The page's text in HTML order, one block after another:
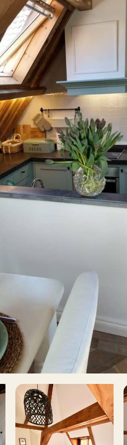
Nee
Nee
Betaald parkeren
Nee
Nee
Nee